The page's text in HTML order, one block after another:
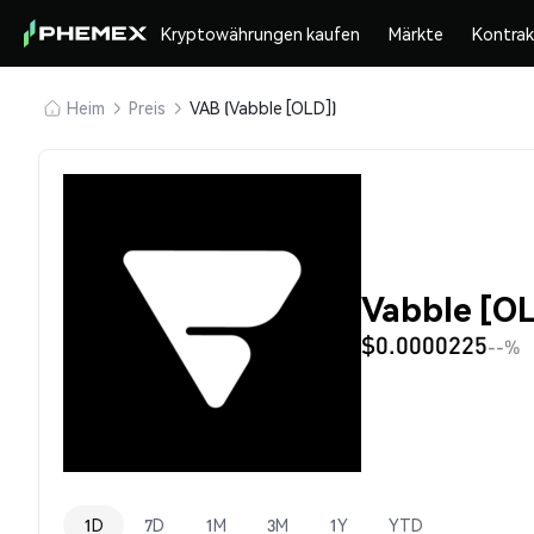
Kryptowährungen kaufen Märkte
Heim Preis VAB (Vabble [OLD])
Vabble
$0.0000225--%
1D 7D 1M 3M 1Y YTD